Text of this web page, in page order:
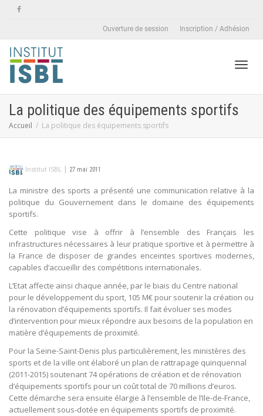
Ouverture de session Inscription / Adhésion
La politique des équipements sportifs
Accueil La politique des équipements sportifs
Institut ISBL | 27 mai 2011
La ministre des sports a présenté une communication relative à la
politique du Gouvernement dans le domaine des équipements
sportifs.
Cette politique vise à offrir à l’ensemble des Français les
infrastructures nécessaires à leur pratique sportive et à permettre à
la France de disposer de grandes enceintes sportives modernes,
capables d’accueillir des compétitions internationales.
L’Etat affecte ainsi chaque année, par le biais du Centre national
pour le développement du sport, 105 M€ pour soutenir la création ou
la rénovation d’équipements sportifs. Il fait évoluer ses modes
d’intervention pour mieux répondre aux besoins de la population en
matière d’équipements de proximité.
Pour la Seine-Saint-Denis plus particulièrement, les ministères des
sports et de la ville ont élaboré un plan de rattrapage quinquennal
(2011-2015) soutenant 74 opérations de création et de rénovation
d’équipements sportifs pour un coût total de 70 millions d’euros.
Cette démarche sera ensuite élargie à l’ensemble de l’Ile-de-France,
actuellement sous-dotée en équipements sportifs de proximité.